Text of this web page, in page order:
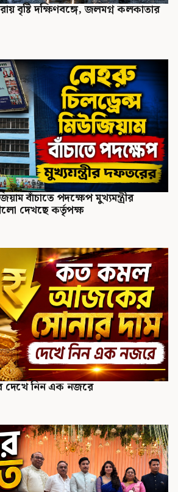
বৃষ্টি দক্ষিণবঙ্গে, জলমগ্ন কলকাতার
বাঁচাতে পদক্ষেপ মুখ্যমন্ত্রীর
দেখছে কর্তৃপক্ষ
দেখে নিন এক নজরে